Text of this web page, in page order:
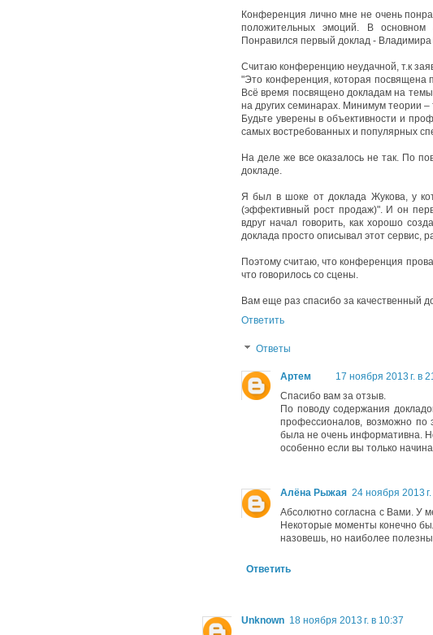
Конференция лично мне не очень
положительных эмоций. В
Понравился первый доклад -
Считаю конференцию неудачной, т.к
"Это конференция, которая посвящена
Всё время посвящено докладам на
на других семинарах. Минимум теории
Будьте уверены в объективности и
самых востребованных и популярных
На деле же все оказалось не так. По
докладе.
Я был в шоке от доклада Жукова, у
(эффективный рост продаж)". И он
вдруг начал говорить, как хорошо
доклада просто описывал этот сервис,
Поэтому считаю, что конференция
что говорилось со сцены.
Вам еще раз спасибо за качественный
Ответить
Ответы
Артем
17 ноября 2013 г. в
Спасибо вам за отзыв.
По поводу содержания
профессионалов, возможно по
была не очень информативна.
особенно если вы только
Алёна Рыжая 24 ноября 2013
Абсолютно согласна с Вами. У
Некоторые моменты конечно
назовешь, но наиболее
Ответить
Unknown 18 ноября 2013 г. в 10:37